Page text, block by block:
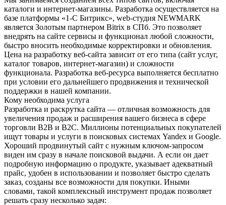
каталоги и интернет-магазины. Разработка осуществляется на
базе платформы «1-С Битрикс», web-студия NEWMARK
является Золотым партнером Bitrix в СПб. Это позволяет
внедрять на сайте сервисы и функционал любой сложности,
быстро вносить необходимые корректировки и обновления.
Цена на разработку веб-сайта зависит от его типа (сайт услуг,
каталог товаров, интернет-магазин) и сложности
функционала. Разработка веб-ресурса выполняется бесплатно
при условии его дальнейшего продвижения и технической
поддержки в нашей компании.
Кому необходима услуга
Разработка и раскрутка сайта — отличная возможность для
увеличения продаж и расширения вашего бизнеса в сфере
торговли B2B и В2С. Миллионы потенциальных покупателей
ищут товары и услуги в поисковых системах Yandex и Google.
Хороший продвинутый сайт с нужным ключом-запросом
виден им сразу в начале поисковой выдачи. А если он дает
подробную информацию о продукте, указывает адекватный
прайс, удобен в использовании и позволяет быстро сделать
заказ, созданы все возможности для покупки. Иными
словами, такой комплексный инструмент продаж позволяет
решать сразу несколько задач: